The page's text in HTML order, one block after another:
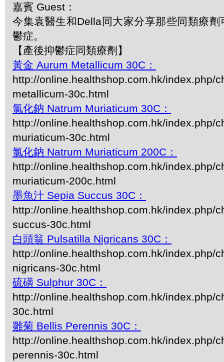
嘉賓 Guest：
今集袁醫生和Della同大家分享那些同類療劑
鬱症。
【產後抑鬱症同類療劑】
黃金 Aurum Metallicum 30C：
http://online.healthshop.com.hk/index.php/
metallicum-30c.html
氯化鈉 Natrum Muriaticum 30C：
http://online.healthshop.com.hk/index.php/
muriaticum-30c.html
氯化鈉 Natrum Muriaticum 200C：
http://online.healthshop.com.hk/index.php/
muriaticum-200c.html
墨魚汁 Sepia Succus 30C：
http://online.healthshop.com.hk/index.php/
succus-30c.html
白頭翁 Pulsatilla Nigricans 30C：
http://online.healthshop.com.hk/index.php/
nigricans-30c.html
硫磺 Sulphur 30C：
http://online.healthshop.com.hk/index.php/
30c.html
雛菊 Bellis Perennis 30C：
http://online.healthshop.com.hk/index.php/
perennis-30c.html